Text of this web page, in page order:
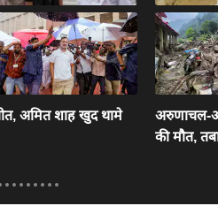
अमित शाह खुद थामे
अरुणाचल-
की मौत,